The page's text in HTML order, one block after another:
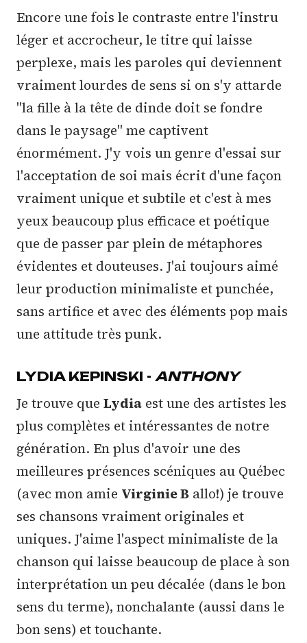
Encore une fois le contraste entre l'instru
léger et accrocheur, le titre qui laisse
perplexe, mais les paroles qui deviennent
vraiment lourdes de sens si on s'y attarde
''la fille à la tête de dinde doit se fondre
dans le paysage'' me captivent
énormément. J'y vois un genre d'essai sur
l'acceptation de soi mais écrit d'une façon
vraiment unique et subtile et c'est à mes
yeux beaucoup plus efficace et poétique
que de passer par plein de métaphores
évidentes et douteuses. J'ai toujours aimé
leur production minimaliste et punchée,
sans artifice et avec des éléments pop mais
une attitude très punk.
LYDIA KEPINSKI - ANTHONY
Je trouve que Lydia est une des artistes les
plus complètes et intéressantes de notre
génération. En plus d'avoir une des
meilleures présences scéniques au Québec
(avec mon amie Virginie B allo!) je trouve
ses chansons vraiment originales et
uniques. J'aime l'aspect minimaliste de la
chanson qui laisse beaucoup de place à son
interprétation un peu décalée (dans le bon
sens du terme), nonchalante (aussi dans le
bon sens) et touchante.